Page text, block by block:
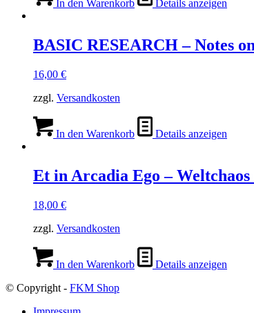
In den Warenkorb Details anzeigen
BASIC RESEARCH – Notes
16,00 €
zzgl. Versandkosten
In den Warenkorb Details anzeigen
Et in Arcadia Ego –
18,00 €
zzgl. Versandkosten
In den Warenkorb
Details anzeigen
© Copyright - FKM Shop